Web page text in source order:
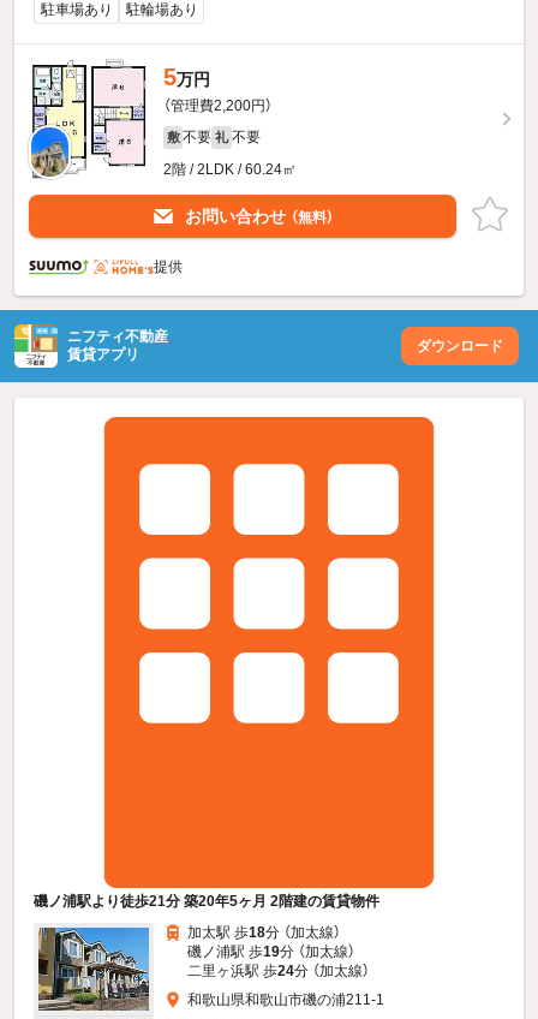
駐車場あり 駐輪場あり
5万円
（管理費2,200円）
敷 不要 礼 不要
2階 / 2LDK / 60.24㎡
お問い合わせ （無料）
提供
ニフティ不動産
賃貸アプリ
ダウンロード
磯ノ浦駅より徒歩21分 築20年5ヶ月 2階建の賃貸物件
加太駅 歩18分 （加太線）
磯ノ浦駅 歩19分 （加太線）
二里ヶ浜駅 歩24分 （加太線）
和歌山県和歌山市磯の浦211-1